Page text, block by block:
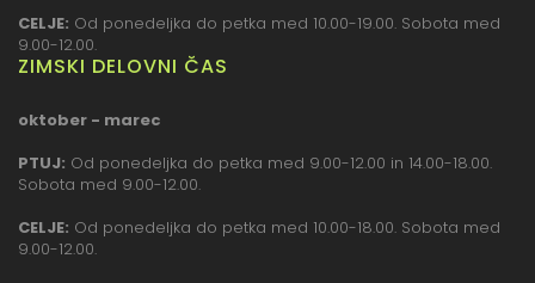
CELJE: Od ponedeljka do petka med 10.00-19.00. Sobota med
9.00-12.00.
ZIMSKI DELOVNI ČAS
oktober - marec
PTUJ: Od ponedeljka do petka med 9.00-12.00 in 14.00-18.00.
Sobota med 9.00-12.00.
CELJE: Od ponedeljka do petka med 10.00-18.00. Sobota med
9.00-12.00.